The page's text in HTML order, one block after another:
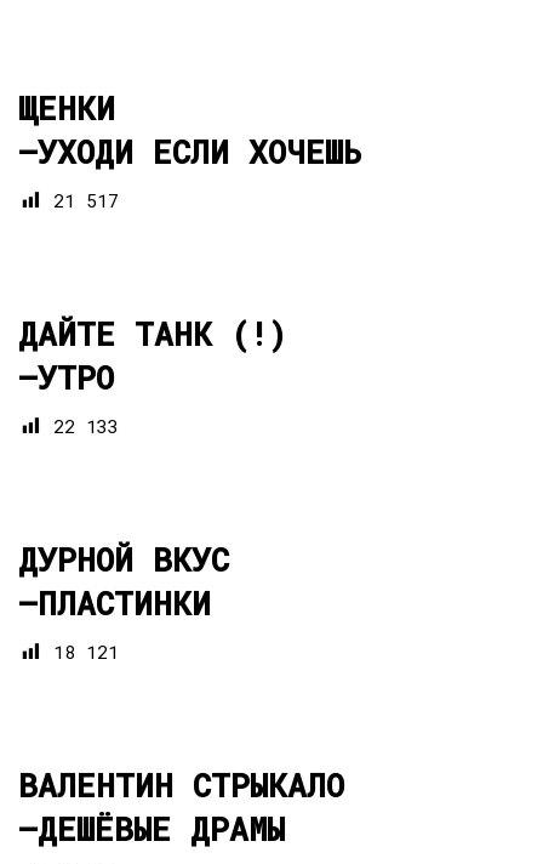
ЩЕНКИ
—УХОДИ ЕСЛИ ХОЧЕШЬ
21 517
ДАЙТЕ ТАНК (!)
—УТРО
22 133
ДУРНОЙ ВКУС
—ПЛАСТИНКИ
18 121
ВАЛЕНТИН СТРЫКАЛО
—ДЕШЁВЫЕ ДРАМЫ